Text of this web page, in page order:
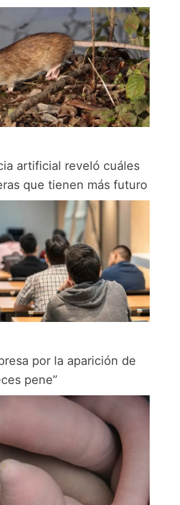
artificial reveló cuáles
que tienen más futuro
por la aparición de
pene”